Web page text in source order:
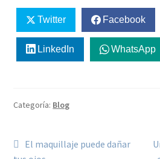
Twitter Facebook
LinkedIn WhatsApp
Categoría: Blog
El maquillaje puede dañar